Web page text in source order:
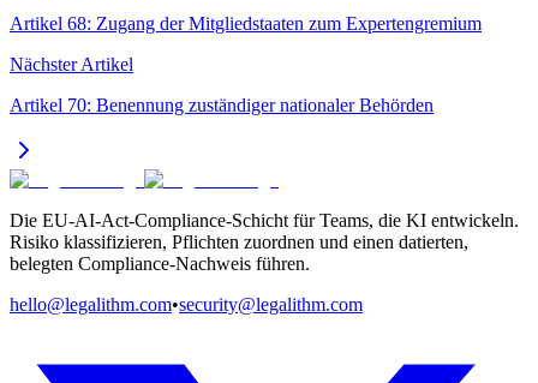
Artikel 68: Zugang der Mitgliedstaaten zum Expertengremium
Nächster Artikel
Artikel 70: Benennung zuständiger nationaler Behörden
Die EU-AI-Act-Compliance-Schicht für Teams, die KI entwickeln.
Risiko klassifizieren, Pflichten zuordnen und einen datierten,
belegten Compliance-Nachweis führen.
hello@legalithm.com•security@legalithm.com